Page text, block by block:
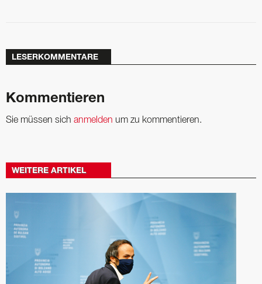
LESERKOMMENTARE
Kommentieren
Sie müssen sich anmelden um zu kommentieren.
WEITERE ARTIKEL